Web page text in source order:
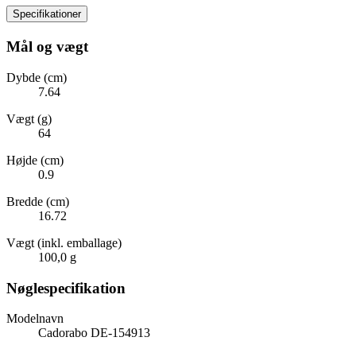
Specifikationer
Mål og vægt
Dybde (cm)
7.64
Vægt (g)
64
Højde (cm)
0.9
Bredde (cm)
16.72
Vægt (inkl. emballage)
100,0 g
Nøglespecifikation
Modelnavn
Cadorabo DE-154913